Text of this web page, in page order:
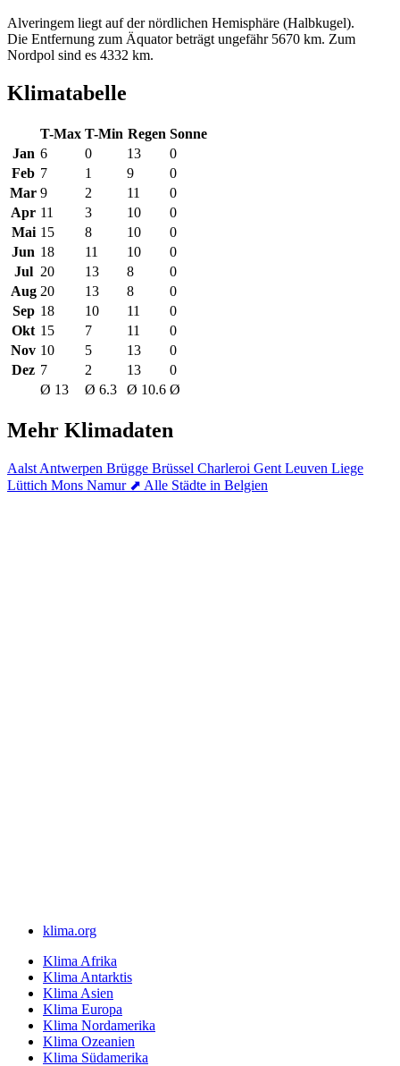
Alveringem liegt auf der nördlichen Hemisphäre (Halbkugel).
Die Entfernung zum Äquator beträgt ungefähr 5670 km. Zum
Nordpol sind es 4332 km.
Klimatabelle
T-Max T-Min Regen Sonne
Jan 6 0 13
0
Feb 7 1 9
0
Mar 9 2 11
0
Apr 11 3 10
0
Mai 15 8 10
0
Jun 18 11 10
0
Jul 20 13 8
0
Aug 20 13 8
0
Sep 18 10 11
0
Okt 15 7 11
0
Nov 10 5 13
0
Dez 7 2 13
0
Ø 13
Ø 6.3 Ø 10.6 Ø
Mehr Klimadaten
Aalst Antwerpen Brügge Brüssel Charleroi Gent Leuven Liege
Lüttich Mons Namur ⬈ Alle Städte in Belgien
klima.org
Klima Afrika
Klima Antarktis
Klima Asien
Klima Europa
Klima Nordamerika
Klima Ozeanien
Klima Südamerika